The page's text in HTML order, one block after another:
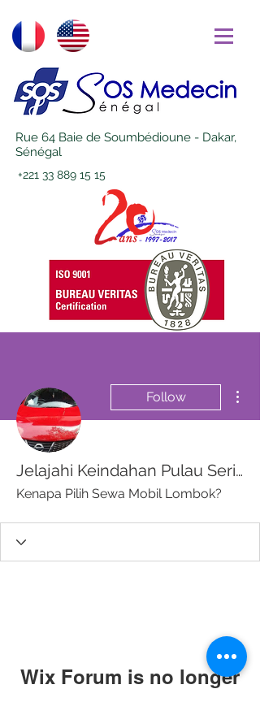
Rue 64 Baie de Soumbédioune - Dakar,
Sénégal
+221 33 889 15 15
Follow
Jelajahi Keindahan Pulau Seribu Masjid dengan Sewa Mobil Lombok Murah, Praktis, dan Fleksibel
Kenapa Pilih Sewa Mobil Lombok?
Wix Forum is no longer